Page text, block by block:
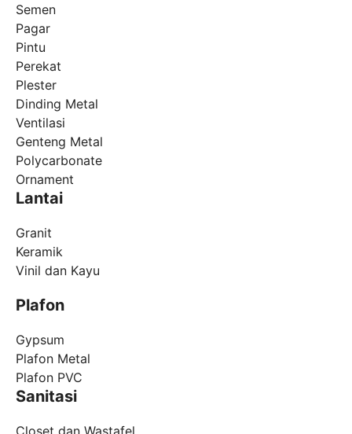
Semen
Pagar
Pintu
Perekat
Plester
Dinding Metal
Ventilasi
Genteng Metal
Polycarbonate
Ornament
Lantai
Granit
Keramik
Vinil dan Kayu
Plafon
Gypsum
Plafon Metal
Plafon PVC
Sanitasi
Closet dan Wastafel